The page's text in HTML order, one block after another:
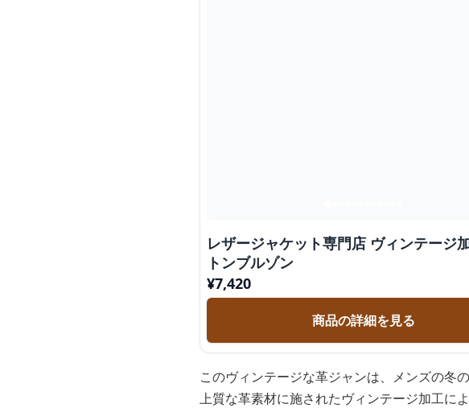
レザージャケット専門店 ヴィンテージ
トンブルゾン
¥7,420
商品の詳細を見る
このヴィンテージな革ジャンは、メンズの冬
上質な革素材に施されたヴィンテージ加工に